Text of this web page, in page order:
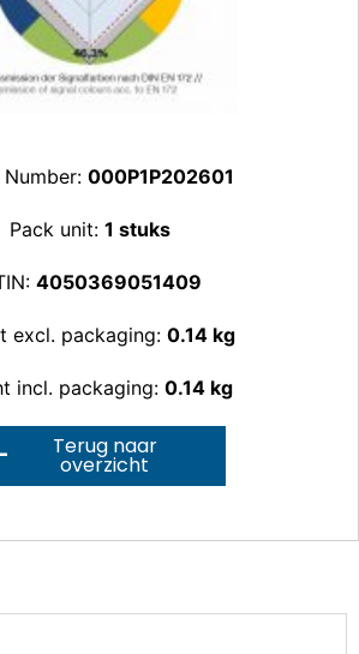
000P1P202601
Pack unit: 1 stuks
4050369051409
excl. packaging: 0.14 kg
incl. packaging: 0.14 kg
Terug naar
overzicht